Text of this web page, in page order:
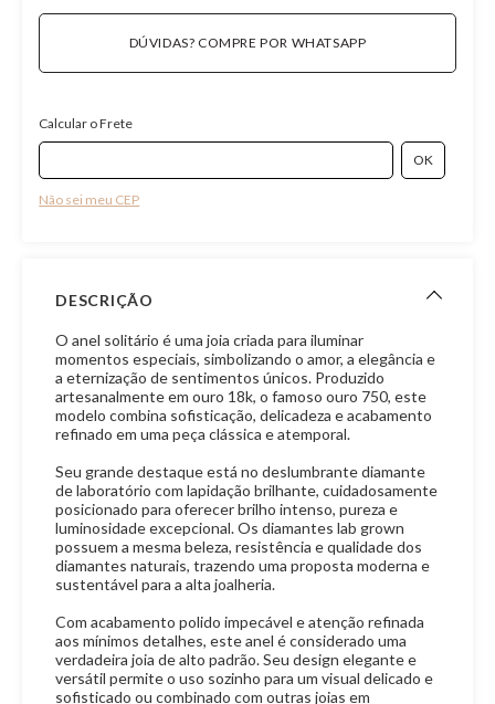
DÚVIDAS? COMPRE POR WHATSAPP
Calcular o Frete
Não sei meu CEP
DESCRIÇÃO
O anel solitário é uma joia criada para iluminar
momentos especiais, simbolizando o amor, a elegância e
a eternização de sentimentos únicos. Produzido
artesanalmente em ouro 18k, o famoso ouro 750, este
modelo combina sofisticação, delicadeza e acabamento
refinado em uma peça clássica e atemporal.
Seu grande destaque está no deslumbrante diamante
de laboratório com lapidação brilhante, cuidadosamente
posicionado para oferecer brilho intenso, pureza e
luminosidade excepcional. Os diamantes lab grown
possuem a mesma beleza, resistência e qualidade dos
diamantes naturais, trazendo uma proposta moderna e
sustentável para a alta joalheria.
Com acabamento polido impecável e atenção refinada
aos mínimos detalhes, este anel é considerado uma
verdadeira joia de alto padrão. Seu design elegante e
versátil permite o uso sozinho para um visual delicado e
sofisticado ou combinado com outras joias em